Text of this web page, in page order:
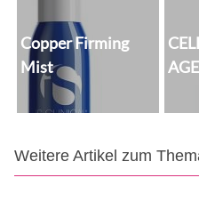
Copper Firming
Mist
Weitere Artikel zum